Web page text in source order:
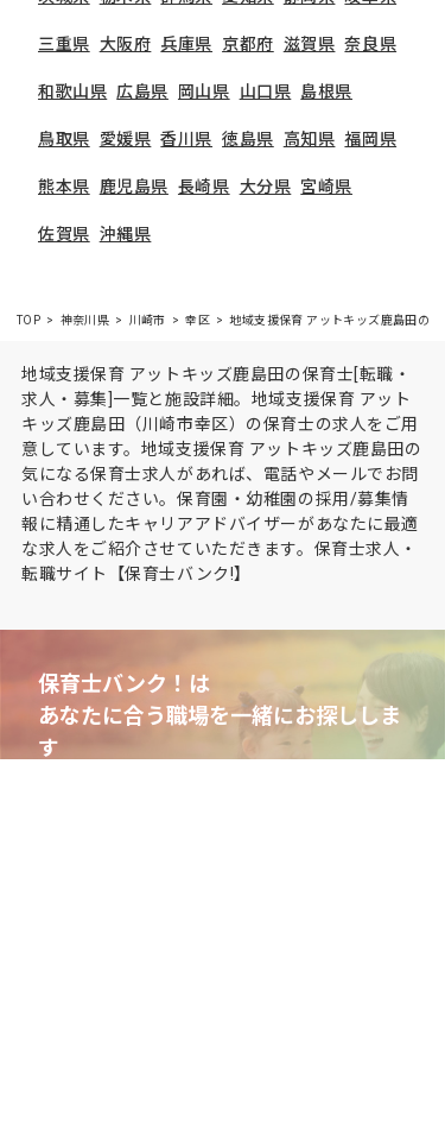
三重県 大阪府 兵庫県 京都府 滋賀県 奈良県
和歌山県 広島県 岡山県 山口県 島根県
鳥取県 愛媛県 香川県 徳島県 高知県 福岡県
熊本県 鹿児島県 長崎県 大分県 宮崎県
佐賀県 沖縄県
TOP 神奈川県 川崎市 幸区 地域支援保育 アットキッズ鹿島田の求
地域支援保育 アットキッズ鹿島田の保育士[転職・
求人・募集]一覧と施設詳細。地域支援保育 アット
キッズ鹿島田（川崎市幸区）の保育士の求人をご用
意しています。地域支援保育 アットキッズ鹿島田の
気になる保育士求人があれば、電話やメールでお問
い合わせください。保育園・幼稚園の採用/募集情
報に精通したキャリアアドバイザーがあなたに最適
な求人をご紹介させていただきます。保育士求人・
転職サイト【保育士バンク!】
保育士バンク！は
あなたに合う職場を一緒にお探ししま
す